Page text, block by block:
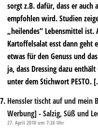
sorgt z.B. dafür, dass er
empfohlen wird. Studien
„heilendes“ Lebensmittel
Kartoffelsalat esst dann geht
etwas für den Genuss und
ja, dass Dressing dazu
unter dem Stichwort PESTO.
Henssler tischt auf und mein
Werbung] - Salzig, Süß und
27. April 2018 um 7:26 Uhr